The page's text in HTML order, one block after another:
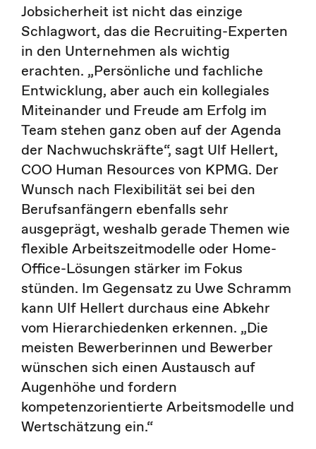
Jobsicherheit ist nicht das einzige
Schlagwort, das die Recruiting-Experten
in den Unternehmen als wichtig
erachten. „Persönliche und fachliche
Entwicklung, aber auch ein kollegiales
Miteinander und Freude am Erfolg im
Team stehen ganz oben auf der Agenda
der Nachwuchskräfte“, sagt Ulf Hellert,
COO Human Resources von KPMG. Der
Wunsch nach Flexibilität sei bei den
Berufsanfängern ebenfalls sehr
ausgeprägt, weshalb gerade Themen wie
flexible Arbeitszeitmodelle oder Home-
Office-Lösungen stärker im Fokus
stünden. Im Gegensatz zu Uwe Schramm
kann Ulf Hellert durchaus eine Abkehr
vom Hierarchiedenken erkennen. „Die
meisten Bewerberinnen und Bewerber
wünschen sich einen Austausch auf
Augenhöhe und fordern
kompetenzorientierte Arbeitsmodelle und
Wertschätzung ein.“